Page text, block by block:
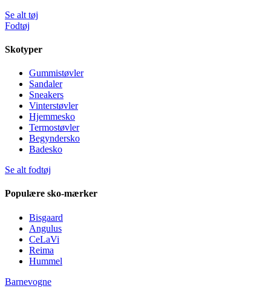
Se alt tøj
Fodtøj
Skotyper
Gummistøvler
Sandaler
Sneakers
Vinterstøvler
Hjemmesko
Termostøvler
Begyndersko
Badesko
Se alt fodtøj
Populære sko-mærker
Bisgaard
Angulus
CeLaVi
Reima
Hummel
Barnevogne